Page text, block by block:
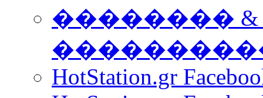
��������
HotStation.gr